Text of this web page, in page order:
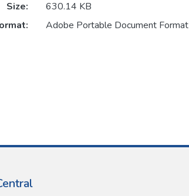
Size:
630.14 KB
Adobe Portable Document Format